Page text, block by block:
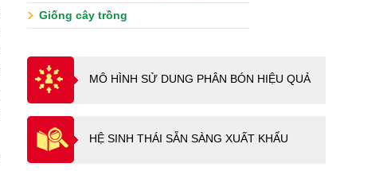
Giống cây trồng
MÔ HÌNH SỬ DUNG PHÂN BÓN HIỆU QUẢ
HỆ SINH THÁI SẴN SÀNG XUẤT KHẨU